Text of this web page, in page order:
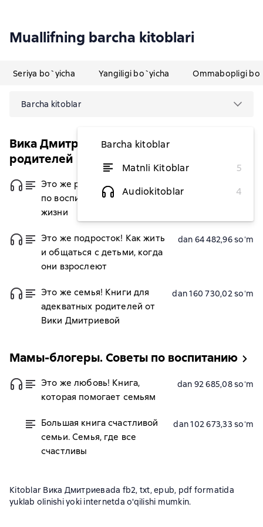
Muallifning barcha kitoblari
Seriya bo`yicha Yangiligi bo`yicha Ommabopligi
Barcha kitoblar
Barcha kitoblar
Matnli Kitoblar
5
Audiokitoblar
4
Вика Дмитриева. Школа адекватных
родителей
Это же ребенок! Шпаргалки
по воспитанию на все случаи
жизни
Это же подросток! Как жить
и общаться с детьми, когда
они взрослеют
dan 64 482,96 soʻm
Это же семья! Книги для
адекватных родителей от
Вики Дмитриевой
dan 160 730,02 soʻm
Мамы-блогеры. Советы по воспитанию
Это же любовь! Книга,
которая помогает семьям
dan 92 685,08 soʻm
Большая книга счастливой
семьи. Семья, где все
счастливы
dan 102 673,33 soʻm
Kitoblar Вика Дмитриеваda fb2, txt, epub, pdf formatida
yuklab olinishi yoki internetda o'qilishi mumkin.